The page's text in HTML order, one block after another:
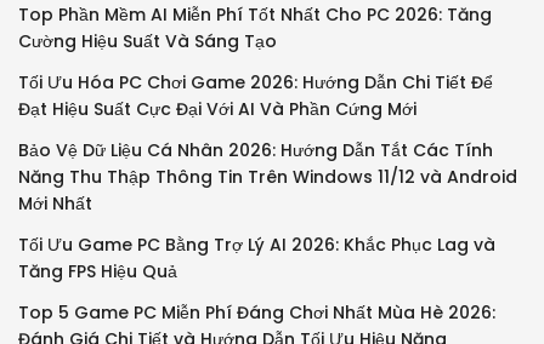
Top Phần Mềm AI Miễn Phí Tốt Nhất Cho PC 2026: Tăng
Cường Hiệu Suất Và Sáng Tạo
Tối Ưu Hóa PC Chơi Game 2026: Hướng Dẫn Chi Tiết Để
Đạt Hiệu Suất Cực Đại Với AI Và Phần Cứng Mới
Bảo Vệ Dữ Liệu Cá Nhân 2026: Hướng Dẫn Tắt Các Tính
Năng Thu Thập Thông Tin Trên Windows 11/12 và Android
Mới Nhất
Tối Ưu Game PC Bằng Trợ Lý AI 2026: Khắc Phục Lag và
Tăng FPS Hiệu Quả
Top 5 Game PC Miễn Phí Đáng Chơi Nhất Mùa Hè 2026:
Đánh Giá Chi Tiết và Hướng Dẫn Tối Ưu Hiệu Năng